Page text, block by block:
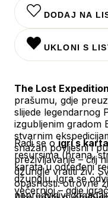
DODAJ NA
UKLONI S
The Lost Expedition
prašumu, gdje
slijede legendarnog
izgubljenim gradom
stvarnim
snažan povijesni i
preživljavanje – cilj
džungle vratiti živ.
opasnosti: otrovne
nepredvidivi
Radi se oigri s
resursima (hrana,
karata u određeni
džunglu. Igra se
večernjoj – gdje